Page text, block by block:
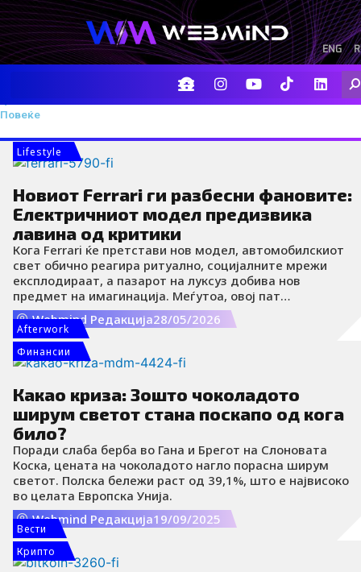
Skip
to
content
ENG
F
a
c
b
I
n
s
a
m
Y
o
u
u
I
c
o
t
t
i
k
o
k
-
L
i
n
e
Повеќе
Lifestyle
Новиот Ferrari ги разбесни фановите:
Електричниот модел предизвика
лавина од критики
Кога Ferrari ќе претстави нов модел, автомобилскиот
свет обично реагира ритуално, социјалните мрежи
експлодираат, а пазарот на луксуз добива нов
предмет на имагинација. Меѓутоа, овој пат
атмосферата е целосно поинаква. Наместо
фасцинација, првото целосно електрично Ferrari беше
дочекано со бран потсмев и брутални критики.
Webmind Редакција28/05/2026
Afterwork
Финансии
Какао криза: Зошто чоколадото
ширум светот стана поскапо од кога
било?
Поради слаба берба во Гана и Брегот на Слоновата
Коска, цената на чоколадото нагло порасна ширум
светот. Полска бележи раст од 39,1%, што е највисоко
во целата Европска Унија.
Webmind Редакција19/09/2025
Вести
Крипто